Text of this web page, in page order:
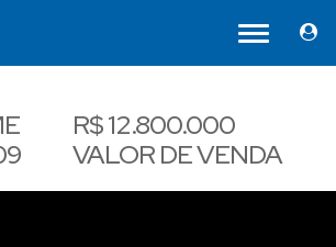
R$12.800.000
VALOR DE VENDA